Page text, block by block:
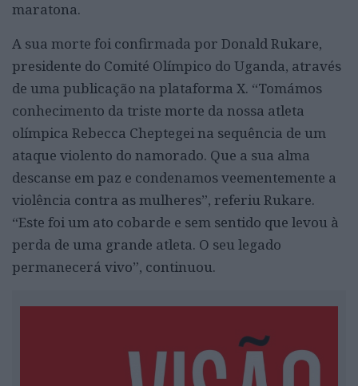
maratona.
A sua morte foi confirmada por Donald Rukare,
presidente do Comité Olímpico do Uganda, através
de uma publicação na plataforma X. “Tomámos
conhecimento da triste morte da nossa atleta
olímpica Rebecca Cheptegei na sequência de um
ataque violento do namorado. Que a sua alma
descanse em paz e condenamos veementemente a
violência contra as mulheres”, referiu Rukare.
“Este foi um ato cobarde e sem sentido que levou à
perda de uma grande atleta. O seu legado
permanecerá vivo”, continuou.